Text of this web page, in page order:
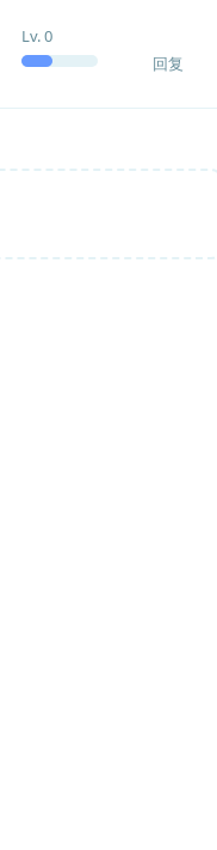
Lv.0
回复